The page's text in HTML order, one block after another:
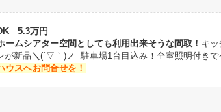
5.3万円
ムシアター空間としても利用出来そうな間取！ キッ
が新品＼(´▽｀)ノ 駐車場1台目込み！ 全室照明付き
ウスへお問合せを！